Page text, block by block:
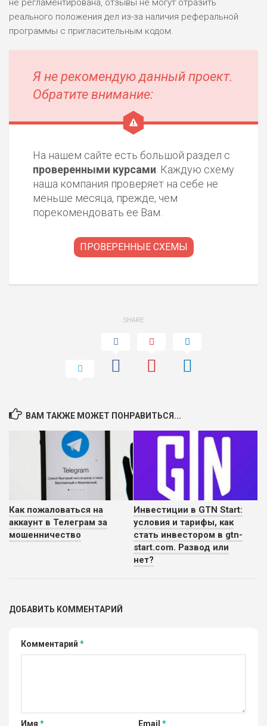
не регламентирована, отзывы не могут отразить
реального положения дел из-за наличия реферальной
программы с пригласительным кодом.
Я не рекомендую данный проект.
Обратите внимание:
На нашем сайте есть большой раздел с
проверенными курсами . Каждую схему
наша компания проверяет на себе не
меньше месяца, прежде, чем
порекомендовать ее Вам.
ПРОВЕРЕННЫЕ СХЕМЫ
SHARE
ВАМ ТАКЖЕ МОЖЕТ ПОНРАВИТЬСЯ...
Как пожаловаться на
аккаунт в Телеграм за
мошенничество
Инвестиции в GTN Start:
условия и тарифы, как
стать инвестором в gtn-
start.com. Развод или
нет?
ДОБАВИТЬ КОММЕНТАРИЙ
Комментарий *
Имя * Email *